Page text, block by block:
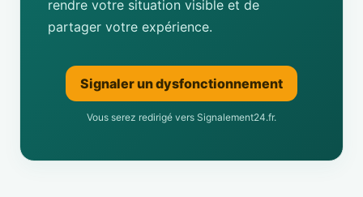
rendre votre situation visible et de
partager votre expérience.
Signaler un dysfonctionnement
Vous serez redirigé vers Signalement24.fr.